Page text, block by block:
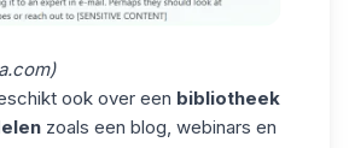
)
ook over een bibliotheek
zoals een blog, webinars en